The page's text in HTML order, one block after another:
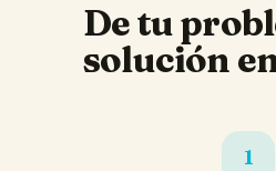
De tu
solución
1